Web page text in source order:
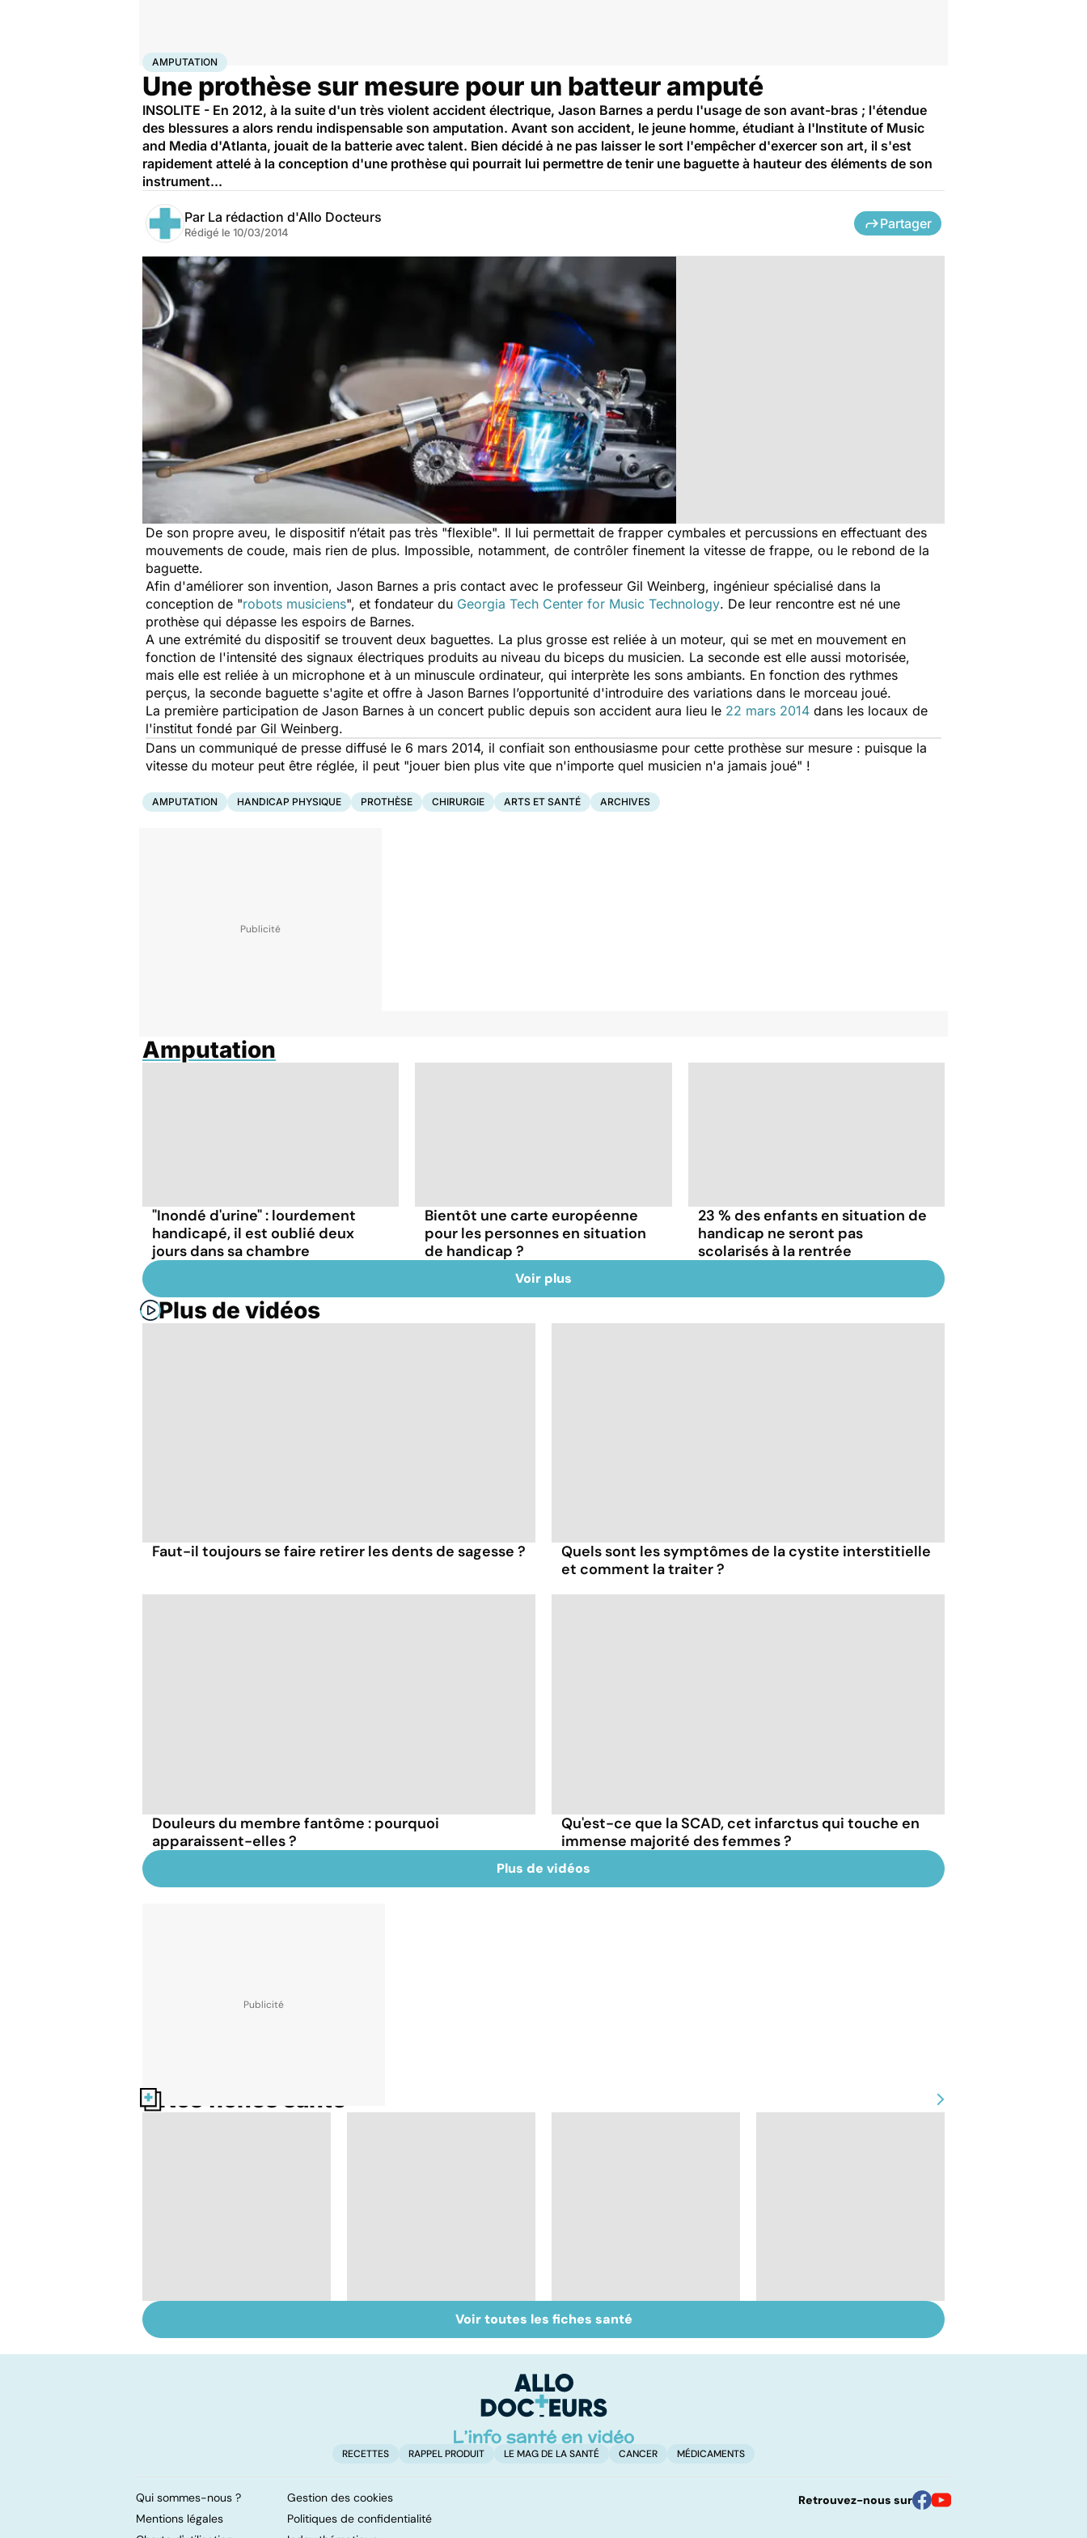
AccueilSantéMaladies
AMPUTATION
Une prothèse sur mesure pour un batteur amputé
INSOLITE - En 2012, à la suite d'un très violent accident électrique, Jason Barnes a perdu l'usage de son avant-bras ; l'étendue
des blessures a alors rendu indispensable son amputation. Avant son accident, le jeune homme, étudiant à l'Institute of Music
and Media d'Atlanta, jouait de la batterie avec talent. Bien décidé à ne pas laisser le sort l'empêcher d'exercer son art, il s'est
rapidement attelé à la conception d'une prothèse qui pourrait lui permettre de tenir une baguette à hauteur des éléments de son
instrument...
Par La rédaction d'Allo Docteurs
Rédigé le 10/03/2014
Partager
De son propre aveu, le dispositif n’était pas très "flexible". Il lui permettait de frapper cymbales et percussions en effectuant des
mouvements de coude, mais rien de plus. Impossible, notamment, de contrôler finement la vitesse de frappe, ou le rebond de la
baguette.
Afin d'améliorer son invention, Jason Barnes a pris contact avec le professeur Gil Weinberg, ingénieur spécialisé dans la
conception de "robots musiciens", et fondateur du Georgia Tech Center for Music Technology. De leur rencontre est né une
prothèse qui dépasse les espoirs de Barnes.
A une extrémité du dispositif se trouvent deux baguettes. La plus grosse est reliée à un moteur, qui se met en mouvement en
fonction de l'intensité des signaux électriques produits au niveau du biceps du musicien. La seconde est elle aussi motorisée,
mais elle est reliée à un microphone et à un minuscule ordinateur, qui interprète les sons ambiants. En fonction des rythmes
perçus, la seconde baguette s'agite et offre à Jason Barnes l’opportunité d'introduire des variations dans le morceau joué.
La première participation de Jason Barnes à un concert public depuis son accident aura lieu le 22 mars 2014 dans les locaux de
l'institut fondé par Gil Weinberg.
Dans un communiqué de presse diffusé le 6 mars 2014, il confiait son enthousiasme pour cette prothèse sur mesure : puisque la
vitesse du moteur peut être réglée, il peut "jouer bien plus vite que n'importe quel musicien n'a jamais joué" !
AMPUTATION HANDICAP PHYSIQUE PROTHÈSE CHIRURGIE ARTS ET SANTÉ ARCHIVES
Amputation
"Inondé d'urine" : lourdement
handicapé, il est oublié deux
jours dans sa chambre
Bientôt une carte européenne
pour les personnes en situation
de handicap ?
23 % des enfants en situation de
handicap ne seront pas
scolarisés à la rentrée
Voir plus
Plus de vidéos
Faut-il toujours se faire retirer les dents de sagesse ?
Quels sont les symptômes de la cystite interstitielle
et comment la traiter ?
Douleurs du membre fantôme : pourquoi
apparaissent-elles ?
Qu'est-ce que la SCAD, cet infarctus qui touche en
immense majorité des femmes ?
Plus de vidéos
Nos fiches santé
cancer de la vessie
Mélanome : le plus
redouté des cancers
Prolapsus : quand les
organes descendent
: gardez la tête haute
Voir toutes les fiches santé
RECETTES RAPPEL PRODUIT LE MAG DE LA SANTÉ CANCER MÉDICAMENTS
Qui sommes-nous ?
Gestion des cookies
Mentions légales
Politiques de confidentialité
Retrouvez-nous sur